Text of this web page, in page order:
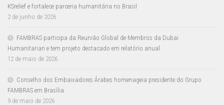
KSrelief e fortalece parceria humanitária no Brasil
2 de junho de 2026
FAMBRAS participa da Reunião Global de Membros da Dubai
Humanitarian e tem projeto destacado em relatório anual
12 de maio de 2026
Conselho dos Embaixadores Árabes homenageia presidente do Grupo
FAMBRAS em Brasília
9 de maio de 2026